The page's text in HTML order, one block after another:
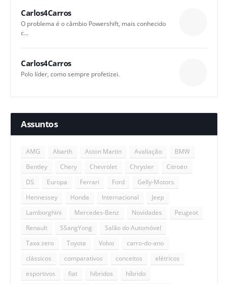
Carlos4Carros
O problema é o câmbio Powershift, mais conhecido
c...
Carlos4Carros
Polo líder, como sempre profetizei.
Assuntos
AMG Abarth Aston Martin Avaliação
BMW
Bentley
Chery Chevrolet Chrysler
Citroën
DS
Europa Ferrari Ford
Gelly-Motors
Hennessey
Honda Internacional
Jeep
Lamborghini
Mercedes-Benz Novidades
Peugeot
Renault
SSangYong
Salão do Automóvel
Taxa zero
Toyota Volvo
carro-do-ano
clássicos
comparativos conceitos
elétricos
esportivos
fiat hibridos
híbrido